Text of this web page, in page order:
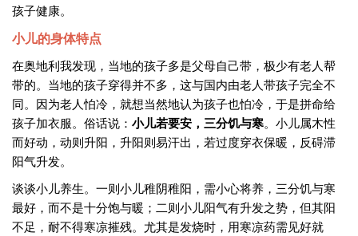
孩子健康。
小儿的身体特点
在奥地利我发现，当地的孩子多是父母自己带，极少有老人帮
带的。当地的孩子穿得并不多，这与国内由老人带孩子完全不
同。因为老人怕冷，就想当然地认为孩子也怕冷，于是拼命给
孩子加衣服。俗话说： 小儿若要安，三分饥与寒。小儿属木性
而好动，动则升阳，升阳则易汗出，若过度穿衣保暖，反碍滞
阳气升发。
谈谈小儿养生。一则小儿稚阴稚阳，需小心将养，三分饥与寒
最好，而不是十分饱与暖；二则小儿阳气有升发之势，但其阳
不足，耐不得寒凉摧残。尤其是发烧时，用寒凉药需见好就